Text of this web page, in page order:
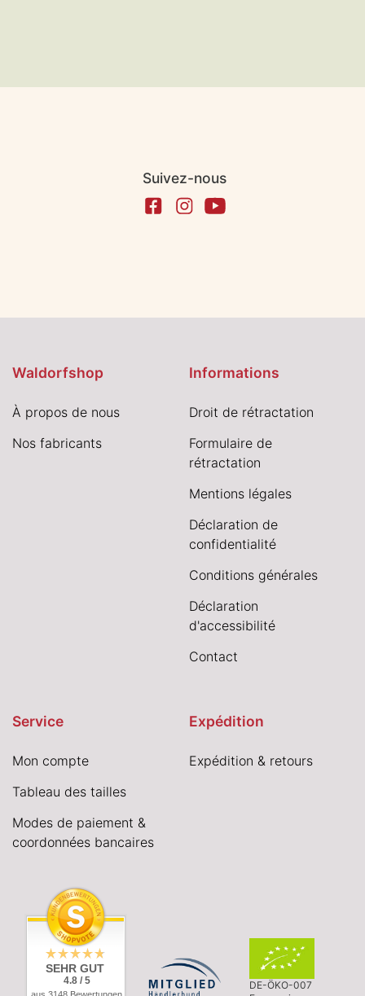
Suivez-nous
Waldorfshop
À propos de nous
Nos fabricants
Informations
Droit de rétractation
Formulaire de
rétractation
Mentions légales
Déclaration de
confidentialité
Conditions générales
Déclaration
d'accessibilité
Contact
Service
Mon compte
Tableau des tailles
Modes de paiement &
coordonnées bancaires
Expédition
Expédition & retours
SEHR GUT
4.8 / 5
DE-ÖKO-007